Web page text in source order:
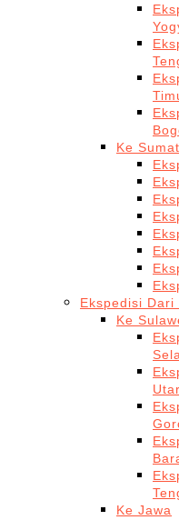
Ke
Ekspedisi Dari
Ke
Ke Jawa